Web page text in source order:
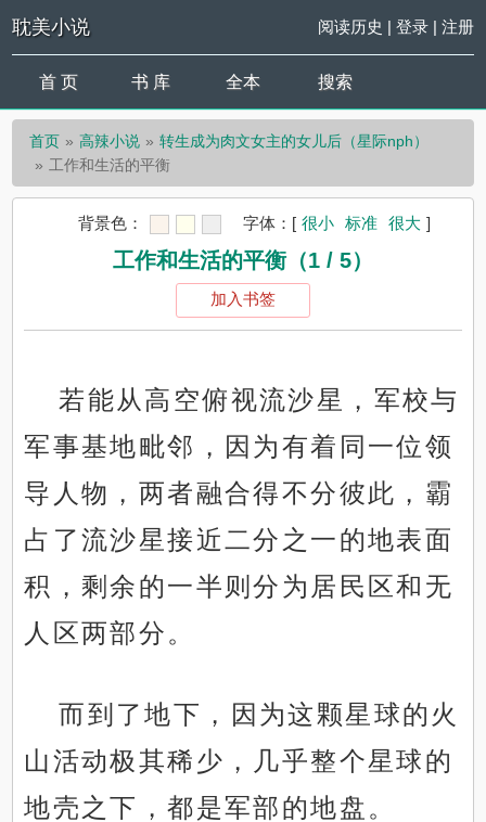
耽美小说 阅读历史 | 登录| 注册
首 页 书 库 全本 搜索
首页 高辣小说
转生成为肉文女主的女儿后（星际nph）
工作和生活的平衡
背景色： 字体： [ 很小 标准 很大 ]
工作和生活的平衡（1 / 5）
加入书签
若能从高空俯视流沙星，军校与
军事基地毗邻，因为有着同一位领
导人物，两者融合得不分彼此，霸
占了流沙星接近二分之一的地表面
积，剩余的一半则分为居民区和无
人区两部分。
而到了地下，因为这颗星球的火
山活动极其稀少，几乎整个星球的
地壳之下，都是军部的地盘。